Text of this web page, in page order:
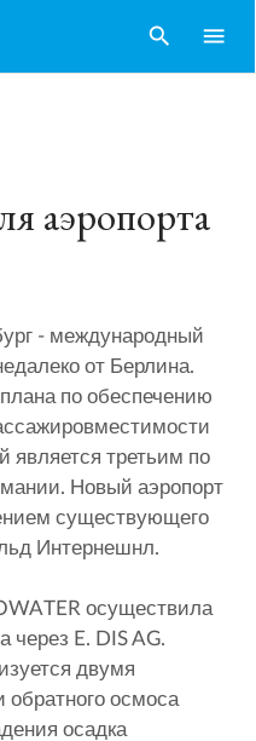
search menu
аэропорта
- международный
от Берлина.
по обеспечению
является третьим по
Новый аэропорт
существующего
Интернешнл.
осуществила
через E. DIS AG.
двумя
осмоса
осадка